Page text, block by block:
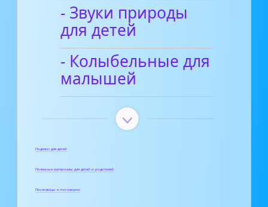
- Звуки природы
для детей
- Колыбельные для
малышей
Поделки для детей
Полезные материалы для детей и родителей
Пословицы и поговорки